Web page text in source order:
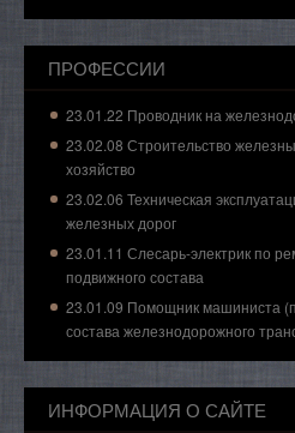
ПРОФЕССИИ
23.01.22 Проводник на
23.02.08 Строительство
хозяйство
23.02.06 Техническая
железных дорог
23.01.11 Слесарь-электрик по
подвижного состава
23.01.09 Помощник машиниста
состава железнодорожного
ИНФОРМАЦИЯ О САЙТЕ